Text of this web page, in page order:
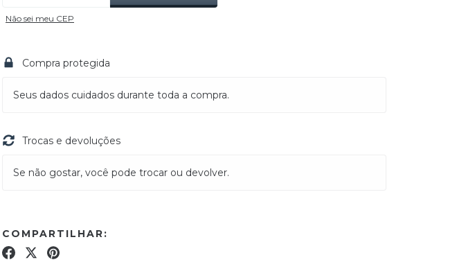
Não sei meu CEP
Compra protegida
Seus dados cuidados durante toda a compra.
Trocas e devoluções
Se não gostar, você pode trocar ou devolver.
COMPARTILHAR: